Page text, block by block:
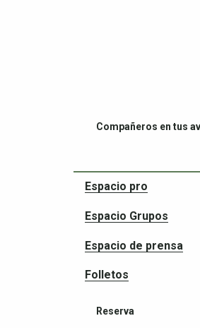
Compañeros en tus
Reserva
Espacio pro
Espacio Grupos
Espacio de prensa
Folletos